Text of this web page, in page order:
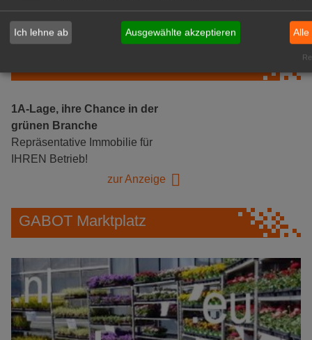
zur Stellenanzeige
1A-Lage, ihre Chance in der
grünen Branche
Repräsentative Immobilie für
IHREN Betrieb!
zur Anzeige
GABOT Marktplatz
Ich lehne ab Ausgewählte akzeptieren Alle